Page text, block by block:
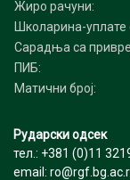
Жиро рачуни:
Школарина-уплате
Сарадња са
ПИБ:
Матични број:
Рударски одсек
тел.: +381 (0)11
email: